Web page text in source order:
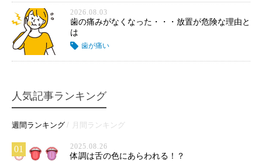
2026.08.03
歯の痛みがなくなった・・・放置が危険な理由と
は
歯が痛い
人気記事ランキング
週間ランキング 月間ランキング
01 2025.08.26
体調は舌の色にあらわれる！？